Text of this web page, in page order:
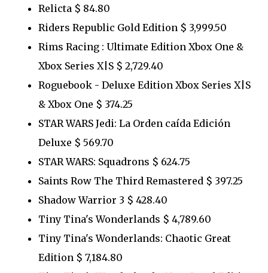
Relicta $ 84.80
Riders Republic Gold Edition $ 3,999.50
Rims Racing : Ultimate Edition Xbox One &
Xbox Series X|S $ 2,729.40
Roguebook - Deluxe Edition Xbox Series X|S
& Xbox One $ 374.25
STAR WARS Jedi: La Orden caída Edición
Deluxe $ 569.70
STAR WARS: Squadrons $ 624.75
Saints Row The Third Remastered $ 397.25
Shadow Warrior 3 $ 428.40
Tiny Tina's Wonderlands $ 4,789.60
Tiny Tina's Wonderlands: Chaotic Great
Edition $ 7,184.80